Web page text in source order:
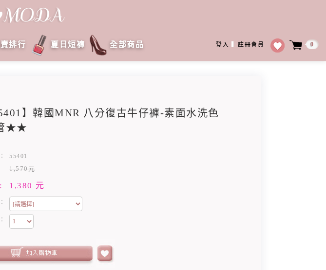
登入 註冊會員 0
排行 夏日短褲 全部商品
】韓國MNR 八分復古牛仔褲-素面水洗色
★★
55401
1,570元
1,380 元